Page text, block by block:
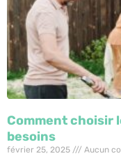
Comment choisir
besoins
février 25, 2025 Aucun